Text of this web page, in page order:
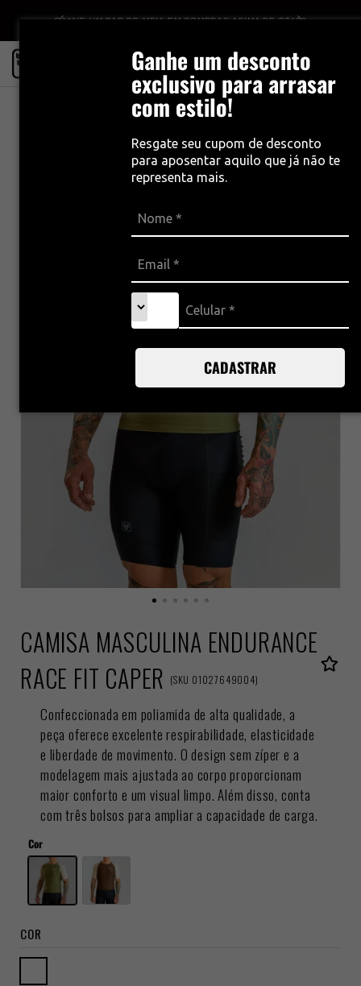
Ganhe um desconto
exclusivo para arrasar
com estilo!
Resgate seu cupom de desconto
para aposentar aquilo que já não te
representa mais.
CADASTRAR
GANHE UM PAR DE MEIA EM COMPRAS ACIMA DE R$499
CAMISA MASCULINA ENDURANCE
RACE FIT CAPER
(SKU 01027649004)
Confeccionada em poliamida de alta qualidade, a
peça oferece excelente respirabilidade, elasticidade
e liberdade de movimento. O design sem zíper e a
modelagem mais ajustada ao corpo proporcionam
maior conforto e um visual limpo. Além disso, conta
com três bolsos para ampliar a capacidade de carga.
Cor
COR